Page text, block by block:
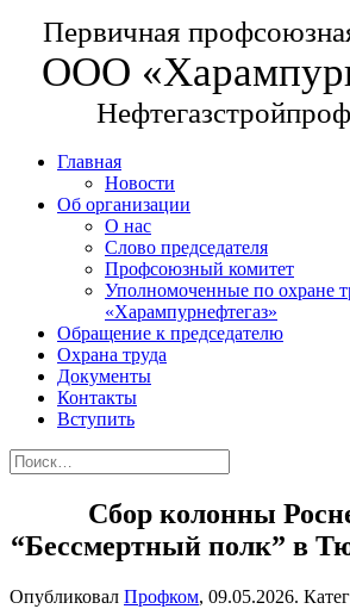
Первичная
ООО
Главная
Новости
Об организации
О нас
Слово председателя
Профсоюзный комитет
Уполномоченные по
«Харампурнефтегаз»
Обращение к председателю
Охрана труда
Документы
Контакты
Вступить
Сбор колонны
“Бессмертный полк” в
Опубликовал Профком, 09.05.2026.